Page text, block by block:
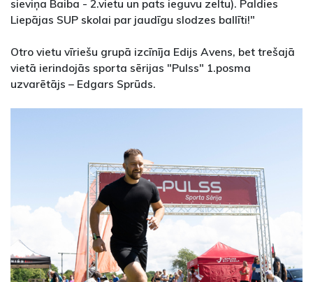
sieviņa Baiba - 2.vietu un pats ieguvu zeltu). Paldies
Liepājas SUP skolai par jaudīgu slodzes ballīti!"
Otro vietu vīriešu grupā izcīnīja Edijs Avens, bet trešajā
vietā ierindojās sporta sērijas "Pulss" 1.posma
uzvarētājs – Edgars Sprūds.